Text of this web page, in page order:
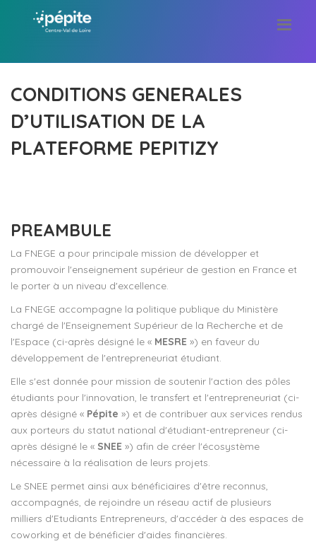
CONDITIONS GENERALES
D’UTILISATION DE LA
PLATEFORME PEPITIZY
PREAMBULE
La FNEGE a pour principale mission de développer et
promouvoir l'enseignement supérieur de gestion en France et
le porter à un niveau d'excellence.
La FNEGE accompagne la politique publique du Ministère
chargé de l'Enseignement Supérieur de la Recherche et de
l'Espace (ci-après désigné le « MESRE ») en faveur du
développement de l'entrepreneuriat étudiant.
Elle s'est donnée pour mission de soutenir l'action des pôles
étudiants pour l'innovation, le transfert et l'entrepreneuriat (ci-
après désigné « Pépite ») et de contribuer aux services rendus
aux porteurs du statut national d'étudiant-entrepreneur (ci-
après désigné le « SNEE ») afin de créer l'écosystème
nécessaire à la réalisation de leurs projets.
Le SNEE permet ainsi aux bénéficiaires d'être reconnus,
accompagnés, de rejoindre un réseau actif de plusieurs
milliers d'Etudiants Entrepreneurs, d'accéder à des espaces de
coworking et de bénéficier d'aides financières.